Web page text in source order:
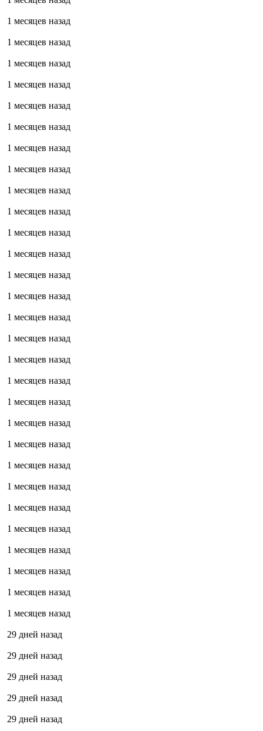
1 месяцев назад
1 месяцев назад
1 месяцев назад
1 месяцев назад
1 месяцев назад
1 месяцев назад
1 месяцев назад
1 месяцев назад
1 месяцев назад
1 месяцев назад
1 месяцев назад
1 месяцев назад
1 месяцев назад
1 месяцев назад
1 месяцев назад
1 месяцев назад
1 месяцев назад
1 месяцев назад
1 месяцев назад
1 месяцев назад
1 месяцев назад
1 месяцев назад
1 месяцев назад
1 месяцев назад
1 месяцев назад
1 месяцев назад
1 месяцев назад
1 месяцев назад
1 месяцев назад
29 дней назад
29 дней назад
29 дней назад
29 дней назад
29 дней назад